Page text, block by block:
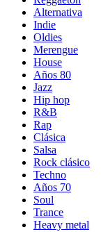
Alternativa
Indie
Oldies
Merengue
House
Años 80
Jazz
Hip hop
R&B
Rap
Clásica
Salsa
Rock clásico
Techno
Años 70
Soul
Trance
Heavy metal